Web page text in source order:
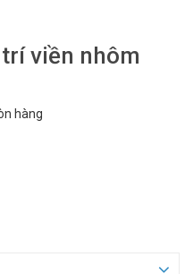
viền nhôm
hàng